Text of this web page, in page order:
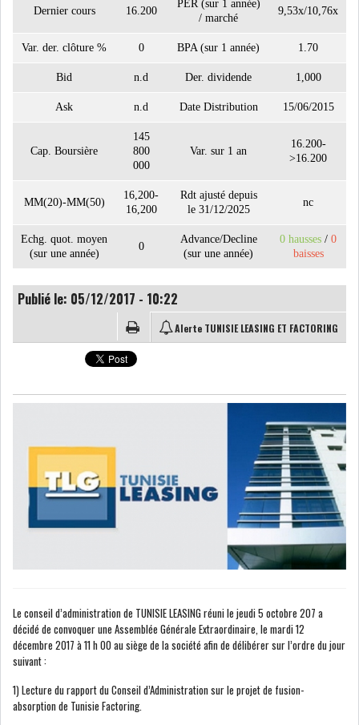
LE CMF ET LA BANQUE DE
ADMINISTRATEURS...
L’ATB RENFORCE SON
ENGAGEMENT AUPRÈS DES...
RSS
COTATION ET ANALYSES
FICHES SOCIÉTÉS
COURS DU JOUR
ANALYSE HEBDOMADAIRE
ZOOM ENTREPRISE
HISTORIQUE DES ZOOMS
ARCHIVES DES COURS
HISTORIQUE ANALYSES HEBDOMADAIRES
SICAV
Dernier cours 16.200
PER (sur 1 année)
/ marché
9,53x/10,76x
Var. der. clôture % 0 BPA (sur 1 année) 1.70
Bid n.d Der. dividende 1,000
Ask n.d Date Distribution 15/06/2015
Cap. Boursière
145
800
000
Var. sur 1 an
16.200-
>16.200
MM(20)-MM(50)
16,200-
16,200
Rdt ajusté depuis
le 31/12/2025
nc
Echg. quot. moyen
(sur une année)
0
Advance/Decline
(sur une année)
0 hausses / 0
baisses
Publié le: 05/12/2017 - 10:22
Alerte TUNISIE LEASING ET FACTORING
Le conseil d’administration de TUNISIE LEASING réuni le jeudi 5 octobre 207 a
décidé de convoquer une Assemblée Générale Extraordinaire, le mardi 12
décembre 2017 à 11 h 00 au siège de la société afin de délibérer sur l’ordre du jour
suivant :
1) Lecture du rapport du Conseil d’Administration sur le projet de fusion-
absorption de Tunisie Factoring.